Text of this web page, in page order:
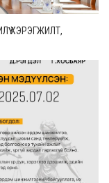
ХЭРЭГЖИЛТ,